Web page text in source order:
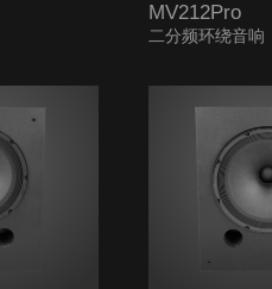
MV212Pro
二分频环绕音响